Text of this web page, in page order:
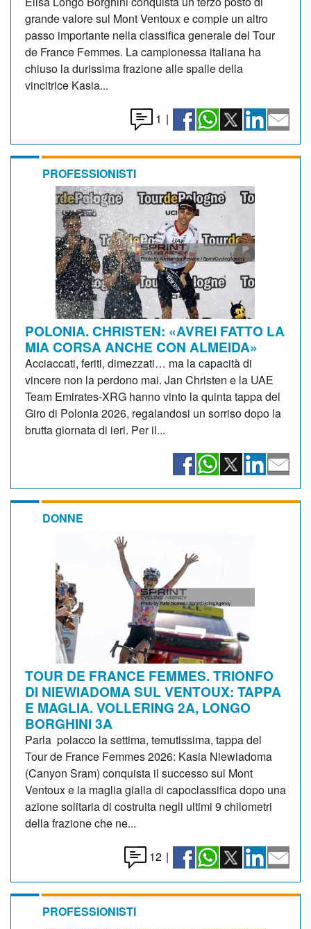
grande valore sul Mont Ventoux e compie un altro
passo importante nella classifica generale del Tour
de France Femmes. La campionessa italiana ha
chiuso la durissima frazione alle spalle della
vincitrice Kasia...
1 |
PROFESSIONISTI
POLONIA. CHRISTEN: «AVREI FATTO LA
MIA CORSA ANCHE CON ALMEIDA»
Acciaccati, feriti, dimezzati… ma la capacità di
vincere non la perdono mai. Jan Christen e la UAE
Team Emirates-XRG hanno vinto la quinta tappa del
Giro di Polonia 2026, regalandosi un sorriso dopo la
brutta giornata di ieri. Per il...
DONNE
TOUR DE FRANCE FEMMES. TRIONFO
DI NIEWIADOMA SUL VENTOUX: TAPPA
E MAGLIA. VOLLERING 2A, LONGO
BORGHINI 3A
Parla polacco la settima, temutissima, tappa del
Tour de France Femmes 2026: Kasia Niewiadoma
(Canyon Sram) conquista il successo sul Mont
Ventoux e la maglia gialla di capoclassifica dopo una
azione solitaria di costruita negli ultimi 9 chilometri
della frazione che ne...
12 |
PROFESSIONISTI